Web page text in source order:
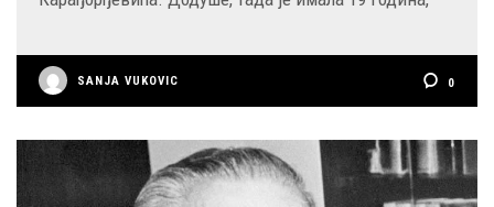
SANJA VUKOVIC 0